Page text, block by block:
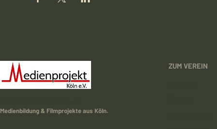
Medienbildung & Filmprojekte aus Köln.
ZUM VEREIN